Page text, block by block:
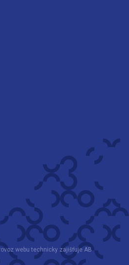
webu technicky zajišťuje AB